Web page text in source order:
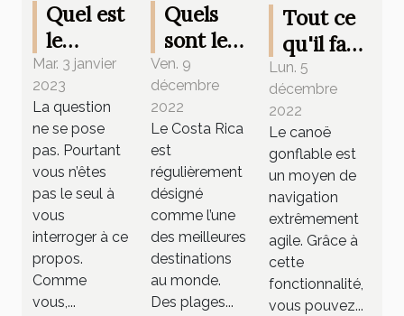
Quel est
le
moment
idéal
pour
aller en
Corse ?
Mar. 3 janvier
2023
La question
ne se pose
pas. Pourtant
vous n’êtes
pas le seul à
vous
interroger à ce
propos.
Comme
vous,...
Quels
sont les
endroits
à visiter
lors
d'un
voyage
au Costa
Rica ?
Ven. 9
décembre
2022
Le Costa Rica
est
régulièrement
désigné
comme l’une
des meilleures
destinations
au monde.
Des plages...
Tout ce
qu'il faut
prendre
en
compte
pour
choisir
un canoë
gonflable
Lun. 5
décembre
2022
Le canoë
gonflable est
un moyen de
navigation
extrêmement
agile. Grâce à
cette
fonctionnalité,
vous pouvez...